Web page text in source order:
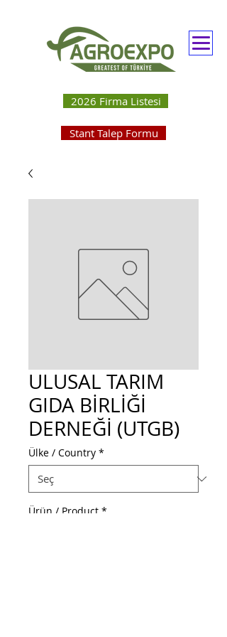
2026 Firma Listesi
Stant Talep Formu
ULUSAL TARIM
GIDA BİRLİĞİ
DERNEĞİ (UTGB)
Ülke / Country *
Ürün / Product *